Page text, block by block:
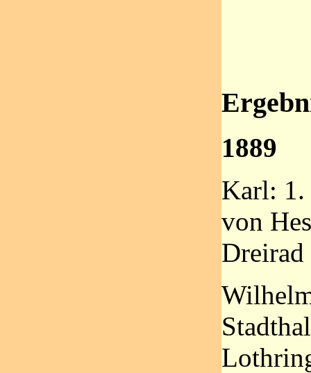
1889
Karl: 1.
von
Dreirad